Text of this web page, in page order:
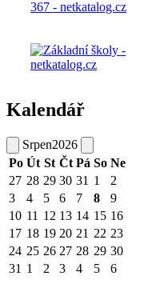
Kalendář
Srpen2026
Po Út St Čt Pá So Ne
27 28 29 30 31 1
2
3
4 5 6 7 8
9
10 11 12 13 14 15 16
17 18 19 20 21 22 23
24 25 26 27 28 29 30
31 1 2 3 4 5 6